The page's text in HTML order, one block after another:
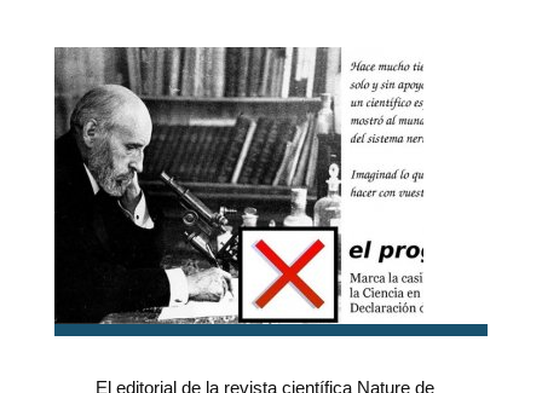
El editorial de la revista científica Nature de